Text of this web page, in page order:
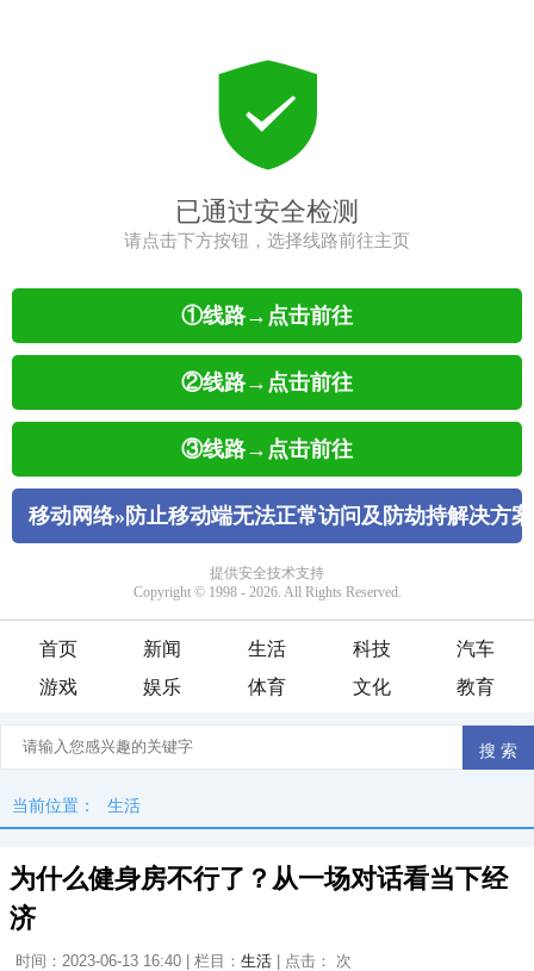
首页 新闻 生活 科技
汽车
游戏
娱乐 体育 文化 教育
当前位置： 生活
为什么健身房不行了？从一场对话看当下经
济
时间：2023-06-13 16:40 | 栏目： 生活 | 点击： 次